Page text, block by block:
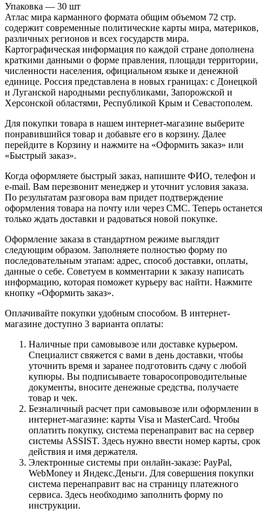
Упаковка — 30 шт
Атлас мира карманного формата общим объемом 72 стр.
содержит современные политические карты мира, материков,
различных регионов и всех государств мира.
Картографическая информация по каждой стране дополнена
краткими данными о форме правления, площади территории,
численности населения, официальном языке и денежной
единице. Россия представлена в новых границах: с Донецкой
и Луганской народными республиками, Запорожской и
Херсонской областями, Республикой Крым и Севастополем.
Для покупки товара в нашем интернет-магазине выберите
понравившийся товар и добавьте его в корзину. Далее
перейдите в Корзину и нажмите на «Оформить заказ» или
«Быстрый заказ».
Когда оформляете быстрый заказ, напишите ФИО, телефон и
e-mail. Вам перезвонит менеджер и уточнит условия заказа.
По результатам разговора вам придет подтверждение
оформления товара на почту или через СМС. Теперь останется
только ждать доставки и радоваться новой покупке.
Оформление заказа в стандартном режиме выглядит
следующим образом. Заполняете полностью форму по
последовательным этапам: адрес, способ доставки, оплаты,
данные о себе. Советуем в комментарии к заказу написать
информацию, которая поможет курьеру вас найти. Нажмите
кнопку «Оформить заказ».
Оплачивайте покупки удобным способом. В интернет-
магазине доступно 3 варианта оплаты:
Наличные при самовывозе или доставке курьером.
Специалист свяжется с вами в день доставки, чтобы
уточнить время и заранее подготовить сдачу с любой
купюры. Вы подписываете товаросопроводительные
документы, вносите денежные средства, получаете
товар и чек.
Безналичный расчет при самовывозе или оформлении в
интернет-магазине: карты Visa и MasterCard. Чтобы
оплатить покупку, система перенаправит вас на сервер
системы ASSIST. Здесь нужно ввести номер карты, срок
действия и имя держателя.
Электронные системы при онлайн-заказе: PayPal,
WebMoney и Яндекс.Деньги. Для совершения покупки
система перенаправит вас на страницу платежного
сервиса. Здесь необходимо заполнить форму по
инструкции.